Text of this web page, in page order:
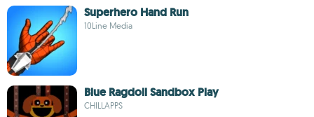
Superhero Hand Run
10Line Media
Blue Ragdoll Sandbox Play
CHILLAPPS